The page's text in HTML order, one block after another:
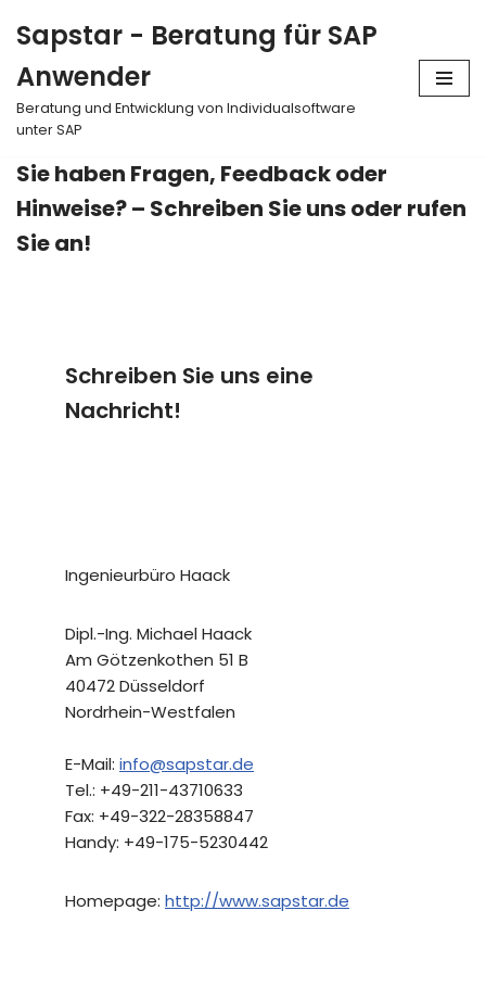
Inhalt
springen
Sapstar - Beratung für SAP
Anwender
Beratung und Entwicklung von Individualsoftware
unter SAP
Sie haben Fragen, Feedback oder
Hinweise? – Schreiben Sie uns oder rufen
Sie an!
Schreiben Sie uns eine
Nachricht!
Ingenieurbüro Haack
Dipl.-Ing. Michael Haack
Am Götzenkothen 51 B
40472 Düsseldorf
Nordrhein-Westfalen
E-Mail: info@sapstar.de
Tel.: +49-211-43710633
Fax: +49-322-28358847
Handy: +49-175-5230442
Homepage: http://www.sapstar.de